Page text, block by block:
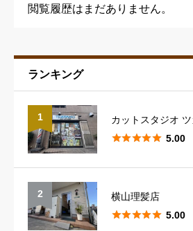
閲覧履歴はまだありません。
ランキング
1
カットスタジオ ツ
 5.00
2
横山理髪店
 5.00